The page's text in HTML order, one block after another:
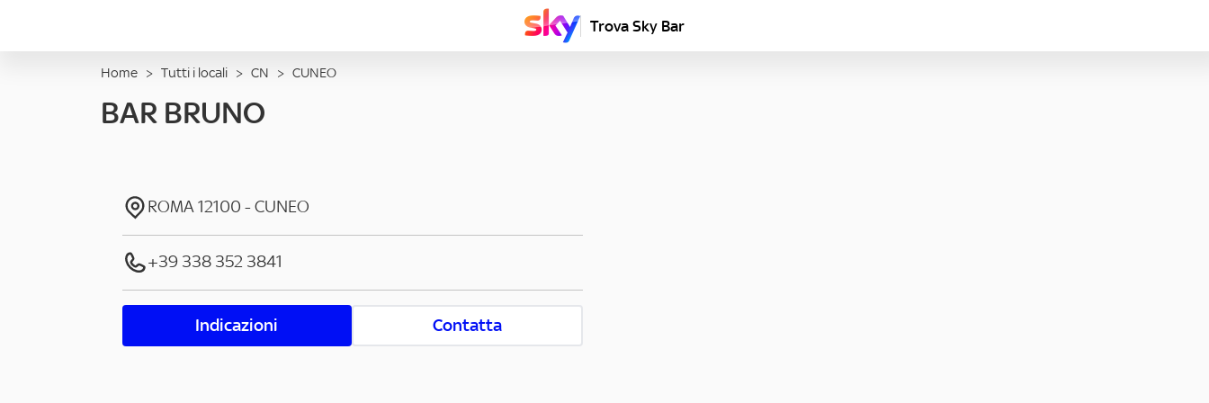
Trova Sky Bar
Home > Tutti i locali > CN > CUNEO
BAR BRUNO
ROMA12100 -CUNEO
+39 338 352 3841
Indicazioni Contatta